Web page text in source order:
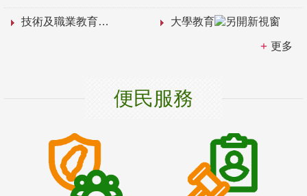
技術及職業教育 大學教育
更多
便民服務